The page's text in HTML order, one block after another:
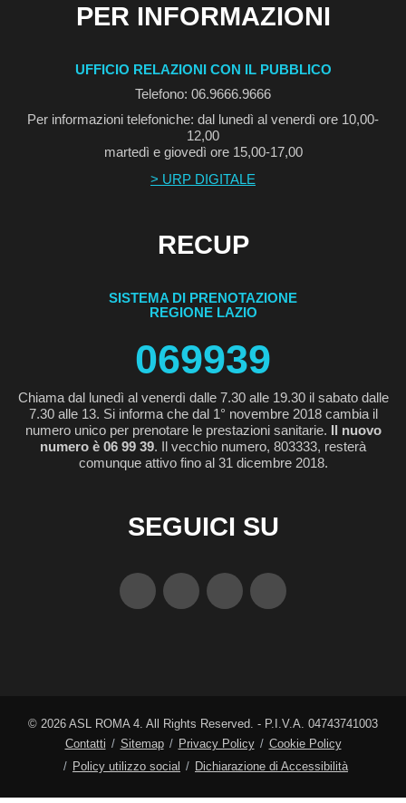
PER INFORMAZIONI
UFFICIO RELAZIONI CON IL PUBBLICO
Telefono: 06.9666.9666
Per informazioni telefoniche: dal lunedì al venerdì ore 10,00-
12,00
martedì e giovedì ore 15,00-17,00
> URP DIGITALE
RECUP
SISTEMA DI PRENOTAZIONE
REGIONE LAZIO
069939
Chiama dal lunedì al venerdì dalle 7.30 alle 19.30 il sabato dalle
7.30 alle 13. Si informa che dal 1° novembre 2018 cambia il
numero unico per prenotare le prestazioni sanitarie. Il nuovo
numero è 06 99 39. Il vecchio numero, 803333, resterà
comunque attivo fino al 31 dicembre 2018.
SEGUICI SU
© 2026 ASL ROMA 4. All Rights Reserved. - P.I.V.A. 04743741003
Contatti
Sitemap Privacy Policy
Cookie Policy
Policy utilizzo social
Dichiarazione di Accessibilità